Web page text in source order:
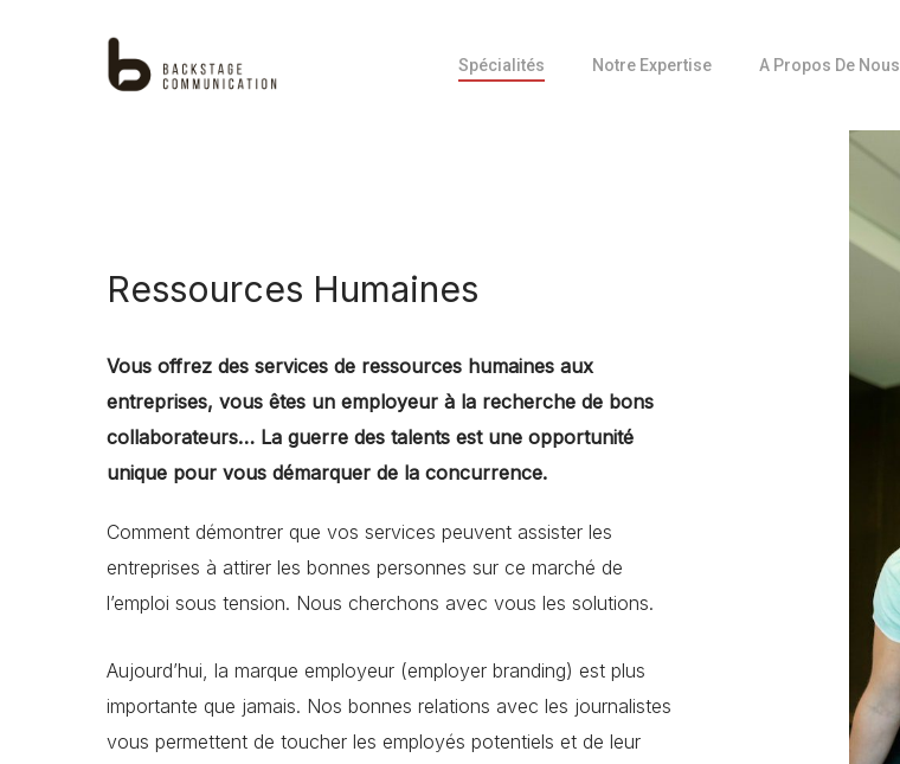
Spécialités Notre Expertise
Communication sur les produits
Positionnement du CEO & Ghostwriting
A Propos De Nous
Ressources Humaines
Vous offrez des services de ressources humaines aux
entreprises, vous êtes un employeur à la recherche de bons
collaborateurs… La guerre des talents est une opportunité
unique pour vous démarquer de la concurrence.
Comment démontrer que vos services peuvent assister les
entreprises à attirer les bonnes personnes sur ce marché de
l’emploi sous tension. Nous cherchons avec vous les solutions.
Aujourd’hui, la marque employeur (employer branding) est plus
importante que jamais. Nos bonnes relations avec les journalistes
vous permettent de toucher les employés potentiels et de leur